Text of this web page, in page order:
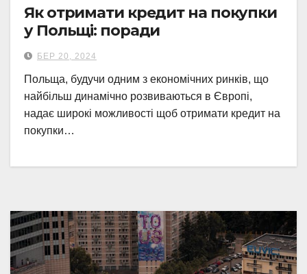
Як отримати кредит на покупки
у Польщі: поради
БЕР 20, 2024
Польща, будучи одним з економічних ринків, що
найбільш динамічно розвиваються в Європі,
надає широкі можливості щоб отримати кредит на
покупки…